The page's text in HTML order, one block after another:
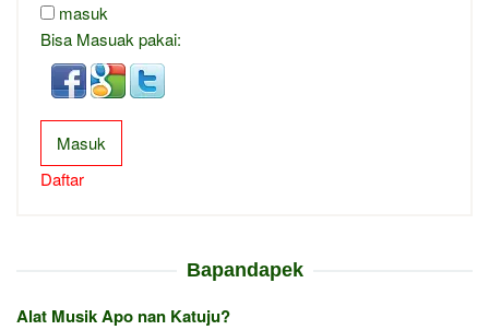
masuk
Bisa Masuak pakai:
Masuk
Daftar
Bapandapek
Alat Musik Apo nan Katuju?